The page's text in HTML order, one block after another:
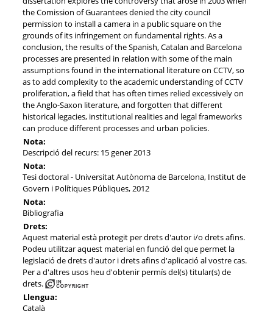
the Comission of Guarantees denied the city council
permission to install a camera in a public square on the
grounds of its infringement on fundamental rights. As a
conclusion, the results of the Spanish, Catalan and Barcelona
processes are presented in relation with some of the main
assumptions found in the international literature on CCTV, so
as to add complexity to the academic understanding of CCTV
proliferation, a field that has often times relied excessively on
the Anglo-Saxon literature, and forgotten that different
historical legacies, institutional realities and legal frameworks
can produce different processes and urban policies.
Nota:
Descripció del recurs: 15 gener 2013
Nota:
Tesi doctoral - Universitat Autònoma de Barcelona, Institut de
Govern i Polítiques Públiques, 2012
Nota:
Bibliografia
Drets:
Aquest material està protegit per drets d'autor i/o drets afins.
Podeu utilitzar aquest material en funció del que permet la
legislació de drets d'autor i drets afins d'aplicació al vostre cas.
Per a d'altres usos heu d'obtenir permís del(s) titular(s) de
drets.
Llengua:
Català